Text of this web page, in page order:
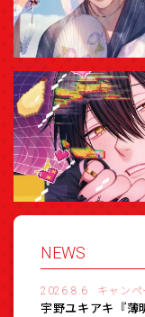
NEWS
2026.8.6 キャンペ
宇野ユキアキ『薄